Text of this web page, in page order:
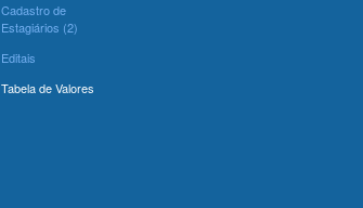
Cadastro de
Estagiários (2)
Editais
Tabela de Valores